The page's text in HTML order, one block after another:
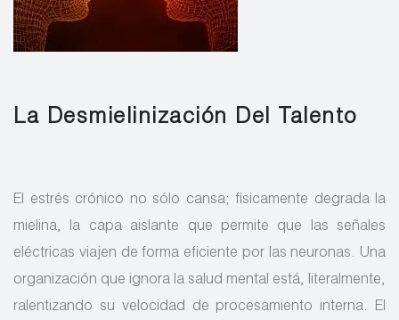
La Desmielinización Del Talento
El estrés crónico no sólo cansa; físicamente degrada la
mielina, la capa aislante que permite que las señales
eléctricas viajen de forma eficiente por las neuronas. Una
organización que ignora la salud mental está, literalmente,
ralentizando su velocidad de procesamiento interna. El